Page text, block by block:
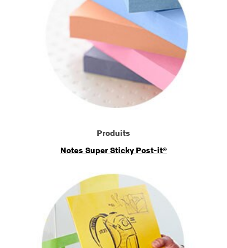
Produits
Notes Super Sticky Post-it®